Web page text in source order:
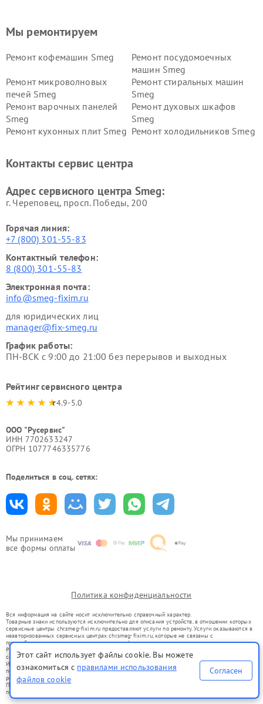
Мы принимаем
все формы оплаты
Мы ремонтируем
Ремонт кофемашин Smeg
Ремонт посудомоечных
машин Smeg
Ремонт микроволновых
печей Smeg
Ремонт стиральных машин
Smeg
Ремонт варочных панелей
Smeg
Ремонт духовых шкафов
Smeg
Ремонт кухонных плит Smeg Ремонт холодильников Smeg
Контакты сервис центра
Адрес сервисного центра Smeg:
г. Череповец, просп. Победы, 200
Горячая линия:
+7 (800) 301-55-83
Контактный телефон:
8 (800) 301-55-83
Электронная почта:
info@smeg-fixim.ru
для юридических лиц
manager@fix-smeg.ru
График работы:
ПН-ВСК с 9:00 до 21:00 без перерывов и выходных
Рейтинг сервисного центра
4.9-5.0
ООО "Русервис"
ИНН 7702633247
ОГРН 1077746335776
Поделиться в соц. сетях:
Политика конфиденциальности
Вся информация на сайте носит исключительно справочный характер.
Товарные знаки используются исключительно для описания устройств, в отношении которых
сервисные центры chr.smeg-fixim.ru предоставляют услуги по ремонту. Услуги оказываются в
неавторизованных сервисных центрах chr.smeg-fixim.ru, которые не связаны с
правообладателями товарных знаков или их официальными представителями.
Ремонт осуществляется для устройств, уже введенных в гражданский оборот в соответствии
со статьей 1487 ГК РФ.
Использование товарных знаков не преследует цели индивидуализации услуг или введения
потребителей в заблуждение, а служит для информирования о предоставляемых услугах по
ремонту техники указанных брендов.
Представленная на сайте информация не является публичной офертой, определяемой
положениями Статьи 437(2) Гражданского кодекса РФ
Этот сайт использует файлы cookie. Вы можете
ознакомиться с правилами использования
файлов cookie
Согласен